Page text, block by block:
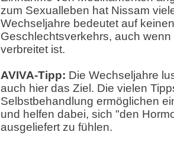
zum Sexualleben hat Nissam
Wechseljahre bedeutet auf
Geschlechtsverkehrs, auch
verbreitet ist.
AVIVA-Tipp: Die Wechseljahre
auch hier das Ziel. Die vielen
Selbstbehandlung ermöglichen
und helfen dabei, sich "den
ausgeliefert zu fühlen.